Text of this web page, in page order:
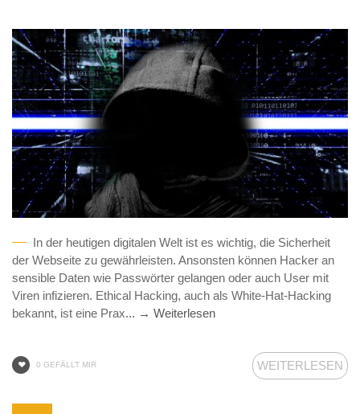
In der heutigen digitalen Welt ist es wichtig, die Sicherheit
der Webseite zu gewährleisten. Ansonsten können Hacker an
sensible Daten wie Passwörter gelangen oder auch User mit
Viren infizieren. Ethical Hacking, auch als White-Hat-Hacking
bekannt, ist eine Prax... → Weiterlesen
0 GEFÄLLT MIR WEITERLESEN